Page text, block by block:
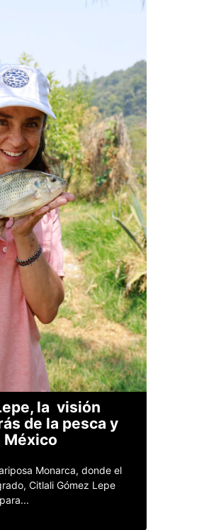
la visión
de la pesca y
México
Monarca, donde el
Citlali Gómez Lepe